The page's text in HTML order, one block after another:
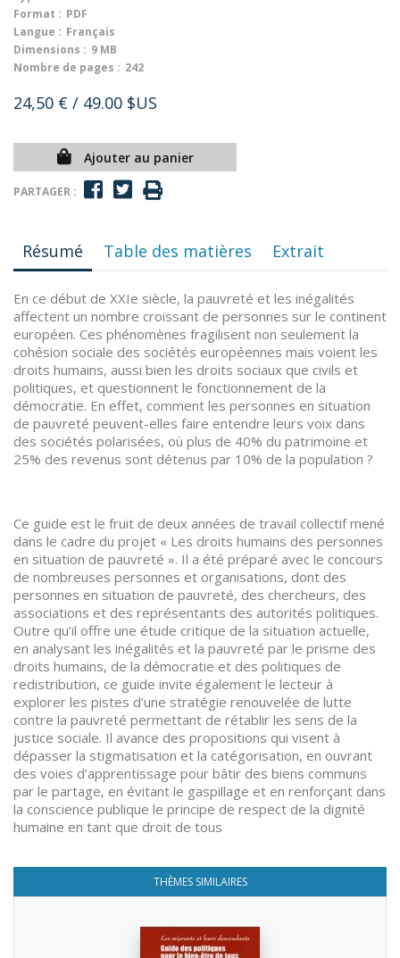
Format : PDF
Langue : Français
Dimensions : 9 MB
Nombre de pages : 242
24,50 € / 49.00 $US
Ajouter au panier
PARTAGER :
Résumé Table des matières Extrait
En ce début de XXIe siècle, la pauvreté et les inégalités
affectent un nombre croissant de personnes sur le continent
européen. Ces phénomènes fragilisent non seulement la
cohésion sociale des sociétés européennes mais voient les
droits humains, aussi bien les droits sociaux que civils et
politiques, et questionnent le fonctionnement de la
démocratie. En effet, comment les personnes en situation
de pauvreté peuvent-elles faire entendre leurs voix dans
des sociétés polarisées, où plus de 40% du patrimoine et
25% des revenus sont détenus par 10% de la population ?
Ce guide est le fruit de deux années de travail collectif mené
dans le cadre du projet « Les droits humains des personnes
en situation de pauvreté ». Il a été préparé avec le concours
de nombreuses personnes et organisations, dont des
personnes en situation de pauvreté, des chercheurs, des
associations et des représentants des autorités politiques.
Outre qu’il offre une étude critique de la situation actuelle,
en analysant les inégalités et la pauvreté par le prisme des
droits humains, de la démocratie et des politiques de
redistribution, ce guide invite également le lecteur à
explorer les pistes d’une stratégie renouvelée de lutte
contre la pauvreté permettant de rétablir les sens de la
justice sociale. Il avance des propositions qui visent à
dépasser la stigmatisation et la catégorisation, en ouvrant
des voies d’apprentissage pour bâtir des biens communs
par le partage, en évitant le gaspillage et en renforçant dans
la conscience publique le principe de respect de la dignité
humaine en tant que droit de tous
THÈMES SIMILAIRES